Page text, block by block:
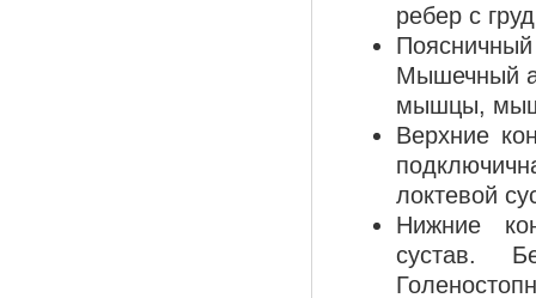
ребер с
Поясничный
Мышечный
мышцы,
Верхние
локтевой
Нижние
сустав.